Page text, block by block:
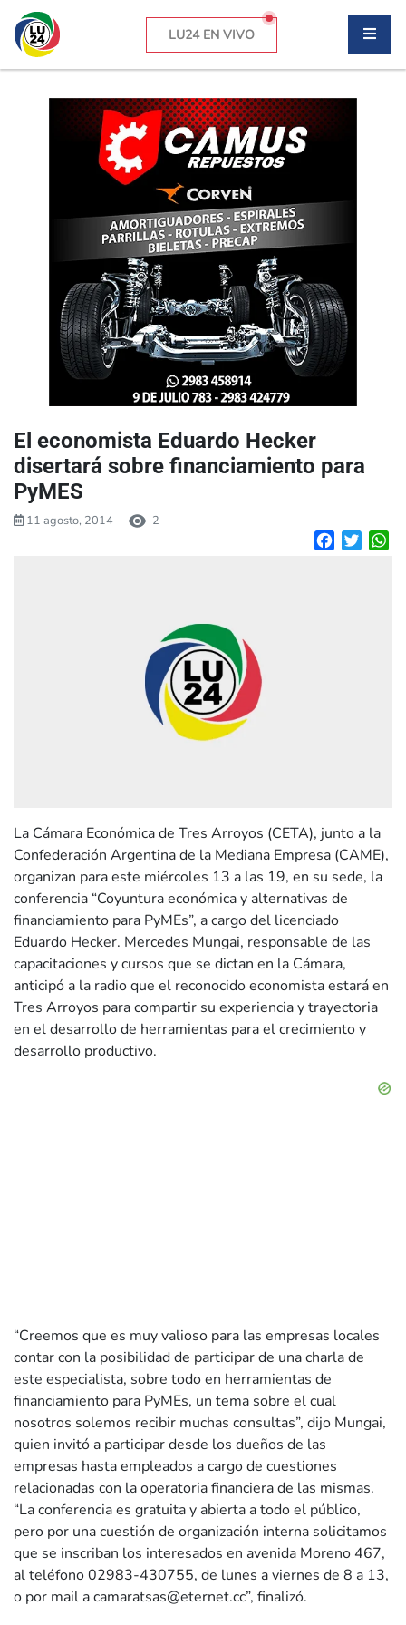
LU24 EN VIVO
El economista Eduardo Hecker
disertará sobre financiamiento para
PyMES
11 agosto, 2014 2
Facebook
La Cámara Económica de Tres Arroyos (CETA), junto a la
Confederación Argentina de la Mediana Empresa (CAME),
organizan para este miércoles 13 a las 19, en su sede, la
conferencia “Coyuntura económica y alternativas de
financiamiento para PyMEs”, a cargo del licenciado
Eduardo Hecker. Mercedes Mungai, responsable de las
capacitaciones y cursos que se dictan en la Cámara,
anticipó a la radio que el reconocido economista estará en
Tres Arroyos para compartir su experiencia y trayectoria
en el desarrollo de herramientas para el crecimiento y
desarrollo productivo.
“Creemos que es muy valioso para las empresas locales
contar con la posibilidad de participar de una charla de
este especialista, sobre todo en herramientas de
financiamiento para PyMEs, un tema sobre el cual
nosotros solemos recibir muchas consultas”, dijo Mungai,
quien invitó a participar desde los dueños de las
empresas hasta empleados a cargo de cuestiones
relacionadas con la operatoria financiera de las mismas.
“La conferencia es gratuita y abierta a todo el público,
pero por una cuestión de organización interna solicitamos
que se inscriban los interesados en avenida Moreno 467,
al teléfono 02983-430755, de lunes a viernes de 8 a 13,
o por mail acamaratsas@eternet.cc”, finalizó.